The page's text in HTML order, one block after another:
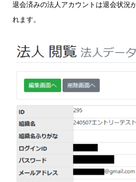
退会済みの法人アカウントは退会状況
れます。